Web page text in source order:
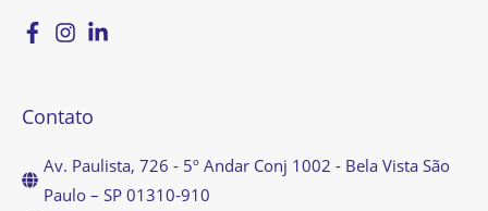
Contato
Av. Paulista, 726 - 5º Andar Conj 1002 - Bela Vista São
Paulo – SP 01310-910